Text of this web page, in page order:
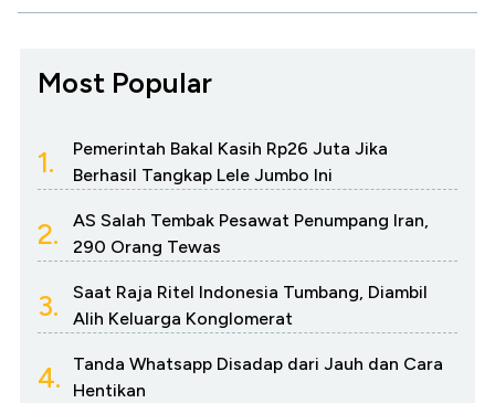
Most Popular
1.
Pemerintah Bakal Kasih Rp26 Juta Jika
Berhasil Tangkap Lele Jumbo Ini
2.
AS Salah Tembak Pesawat Penumpang Iran,
290 Orang Tewas
3.
Saat Raja Ritel Indonesia Tumbang, Diambil
Alih Keluarga Konglomerat
4.
Tanda Whatsapp Disadap dari Jauh dan Cara
Hentikan